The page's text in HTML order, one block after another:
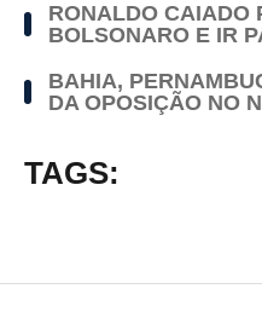
RONALDO CAIADO
BOLSONARO E IR
BAHIA,
DA OPOSIÇÃO NO
TAGS: